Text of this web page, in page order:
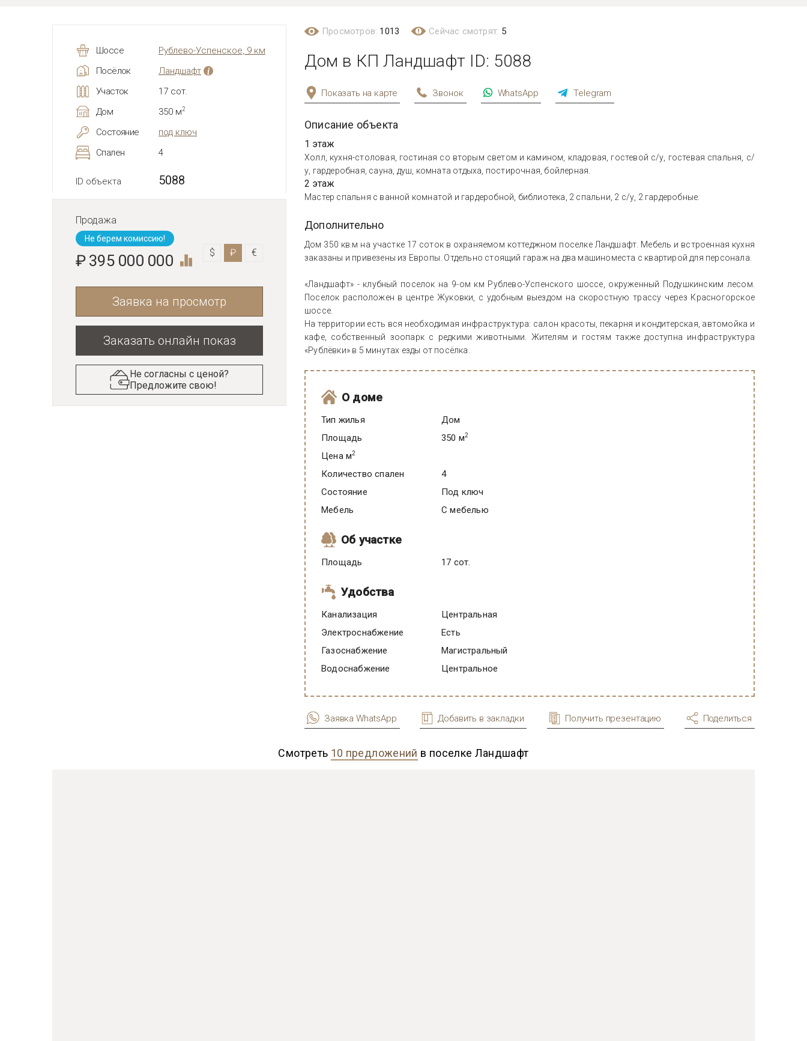
Шоссе
Рублево-Успенское, 9 км
Посёлок
Ландшафт i
Участок
17 сот.
Дом
350 м2
Состояние
под ключ
Спален
4
ID объекта 5088
Продажа
Не берем комиссию!
₽ 395 000 000 $ ₽ €
Заявка на просмотр
Заказать онлайн показ
Не согласны с ценой?
Предложите свою!
Просмотров: 1013 Сейчас смотрят: 5
Дом в КП Ландшафт ID: 5088
Показать на карте Звонок WhatsApp Telegram
Описание объекта
1 этаж
Холл, кухня-столовая, гостиная со вторым светом и камином, кладовая, гостевой с/у, гостевая спальня, с/
у, гардеробная, сауна, душ, комната отдыха, постирочная, бойлерная.
2 этаж
Мастер спальня с ванной комнатой и гардеробной, библиотека, 2 спальни, 2 с/у, 2 гардеробные.
Дополнительно
Дом 350 кв.м на участке 17 соток в охраняемом коттеджном поселке Ландшафт. Мебель и встроенная кухня
заказаны и привезены из Европы. Отдельно стоящий гараж на два машиноместа с квартирой для персонала.
«Ландшафт» - клубный поселок на 9-ом км Рублево-Успенского шоссе, окруженный Подушкинским лесом.
Поселок расположен в центре Жуковки, с удобным выездом на скоростную трассу через Красногорское
шоссе.
На территории есть вся необходимая инфраструктура: салон красоты, пекарня и кондитерская, автомойка и
кафе, собственный зоопарк с редкими животными. Жителям и гостям также доступна инфраструктура
«Рублёвки» в 5 минутах езды от посёлка.
О доме
Тип жилья
Дом
Площадь
350 м2
Цена м2
Количество спален
4
Состояние
под ключ
Мебель
C мебелью
Об участке
Площадь 17 сот.
Удобства
Канализация
Центральная
Электроснабжение
есть
Газоснабжение
Магистральный
Водоснабжение
Центральное
Заявка WhatsApp Добавить в закладки Получить презентацию Поделиться
Смотреть 10 предложений в поселке Ландшафт